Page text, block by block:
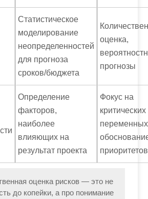
Статистическое
моделирование
неопределенностей
для прогноза
сроков/бюджета
оценка,
прогнозы
Определение
факторов,
наиболее
влияющих на
результат проекта
Фокус на
критических
приоритетов
оценка рисков — это не
до копейки, а про понимание